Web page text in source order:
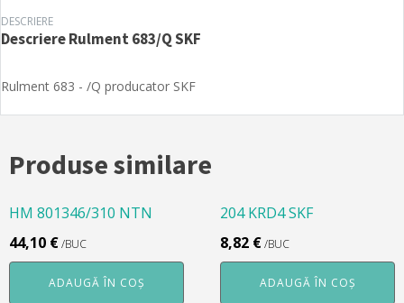
DESCRIERE
DescriereRulment 683/Q SKF
Rulment 683 - /Q producator SKF
Produse similare
HM 801346/310 NTN
44,10 €/BUC
ADAUGĂ ÎN COȘ
204 KRD4 SKF
8,82 €/BUC
ADAUGĂ ÎN COȘ